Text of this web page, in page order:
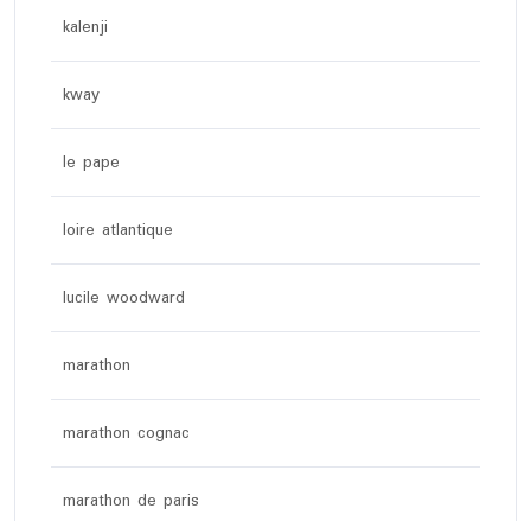
kalenji
kway
le pape
loire atlantique
lucile woodward
marathon
marathon cognac
marathon de paris